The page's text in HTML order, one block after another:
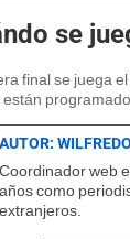
se
final se juega
están
AUTOR:
Coordinador web
años como
extranjeros.